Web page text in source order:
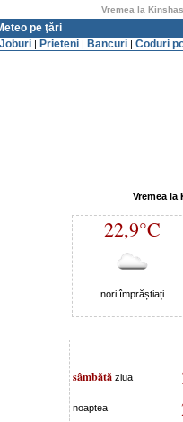
Vremea la
pe ţări
Joburi | Prieteni | Bancuri | Coduri
Vremea la
22,9°C
nori împrăștiați
sâmbătă ziua
noaptea